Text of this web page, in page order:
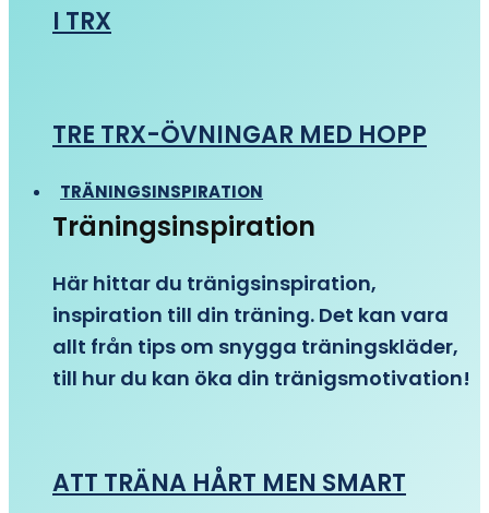
I TRX
TRE TRX-ÖVNINGAR MED HOPP
TRÄNINGSINSPIRATION
Träningsinspiration
Här hittar du tränigsinspiration,
inspiration till din träning. Det kan vara
allt från tips om snygga träningskläder,
till hur du kan öka din tränigsmotivation!
ATT TRÄNA HÅRT MEN SMART